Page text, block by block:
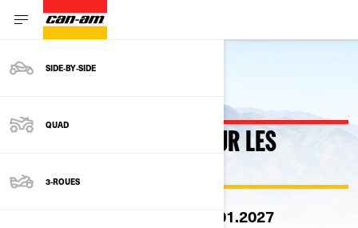
SIDE‑BY‑SIDE
QUAD
3-ROUES
Retour
2 ANS DE GARANTIE POUR LES
PROFESSIONNELS
L'offre est valable jusqu'au 31.01.2027